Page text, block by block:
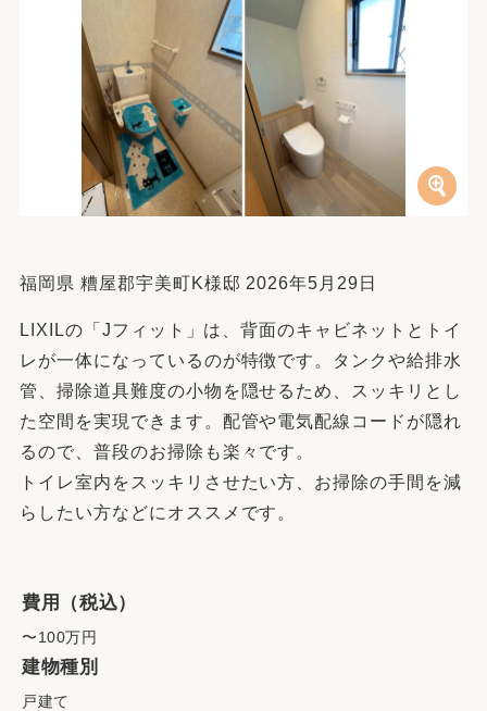
福岡県 糟屋郡宇美町K様邸 2026年5月29日
LIXILの「Jフィット」は、背面のキャビネットとトイ
レが一体になっているのが特徴です。タンクや給排水
管、掃除道具難度の小物を隠せるため、スッキリとし
た空間を実現できます。配管や電気配線コードが隠れ
るので、普段のお掃除も楽々です。
トイレ室内をスッキリさせたい方、お掃除の手間を減
らしたい方などにオススメです。
費用（税込）
〜100万円
建物種別
戸建て